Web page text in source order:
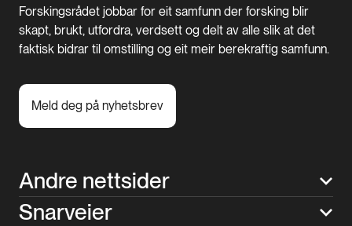
Forskingsrådet jobbar for eit samfunn der forsking blir
skapt, brukt, utfordra, verdsett og delt av alle slik at det
faktisk bidrar til omstilling og eit meir berekraftig samfunn.
Meld deg på nyhetsbrev
Andre nettsider
Snarveier